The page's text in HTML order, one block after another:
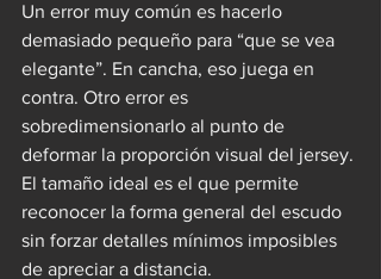
Un error muy común es hacerlo
demasiado pequeño para “que se vea
elegante”. En cancha, eso juega en
contra. Otro error es
sobredimensionarlo al punto de
deformar la proporción visual del jersey.
El tamaño ideal es el que permite
reconocer la forma general del escudo
sin forzar detalles mínimos imposibles
de apreciar a distancia.